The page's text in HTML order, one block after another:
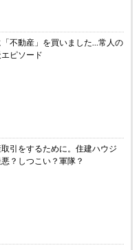
不動産」を買いました…常人の
ピソード
引をするために。住建ハウジ
？しつこい？軍隊？